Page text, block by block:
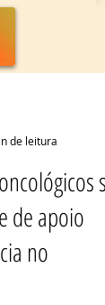
de leitura
se
de apoio
no